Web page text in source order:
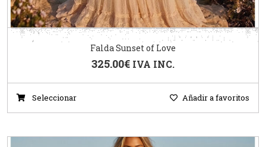
Falda Sunset of Love
325.00€ IVA INC.
Seleccionar Añadir a favoritos